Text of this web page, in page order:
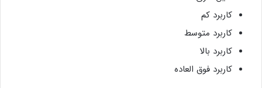
کاربرد کم
کاربرد متوسط
کاربرد بالا
کاربرد فوق العاده